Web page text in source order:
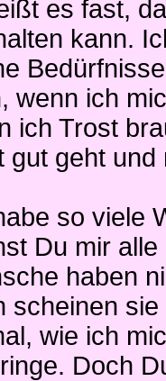
es fast,
kann.
wenn ich
ich Trost
gut geht
so viele
Du mir
haben
scheinen
wie ich
Doch